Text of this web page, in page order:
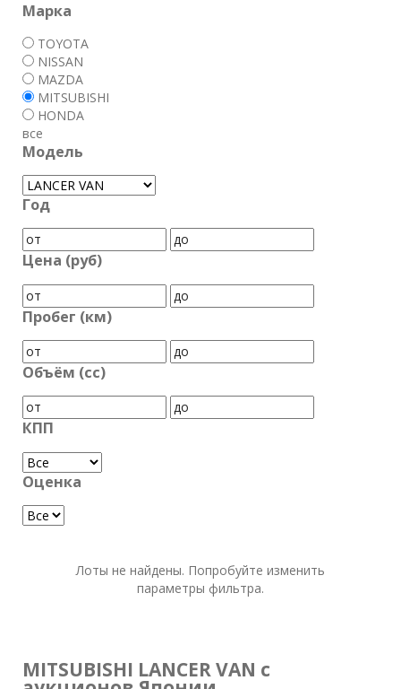
Марка
TOYOTA
NISSAN
MAZDA
MITSUBISHI
HONDA
все
Модель
Год
Цена (руб)
Пробег (км)
Объём (cc)
КПП
Оценка
Лоты не найдены. Попробуйте изменить
параметры фильтра.
MITSUBISHI LANCER VAN с